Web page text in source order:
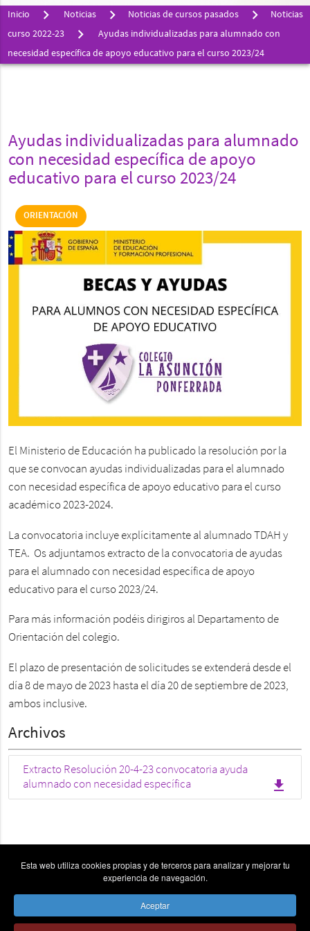
Inicio Noticias Noticias de cursos pasados
Noticias
curso 2022-23
Ayudas individualizadas para alumnado con
necesidad específica de apoyo educativo para el curso 2023/24
Ayudas individualizadas para alumnado
con necesidad específica de apoyo
educativo para el curso 2023/24
ORIENTACIÓN
El Ministerio de Educación ha publicado la resolución por la
que se convocan ayudas individualizadas para el alumnado
con necesidad específica de apoyo educativo para el curso
académico 2023-2024.
La convocatoria incluye explícitamente al alumnado TDAH y
TEA. Os adjuntamos extracto de la convocatoria de ayudas
para el alumnado con necesidad específica de apoyo
educativo para el curso 2023/24.
Para más información podéis dirigiros al Departamento de
Orientación del colegio.
El plazo de presentación de solicitudes se extenderá desde el
día 8 de mayo de 2023 hasta el día 20 de septiembre de 2023,
ambos inclusive.
Archivos
Extracto Resolución 20-4-23 convocatoria ayuda
alumnado con necesidad específica
file_download
Esta web utiliza cookies propias y de terceros para analizar y mejorar tu
experiencia de navegación.
Aceptar